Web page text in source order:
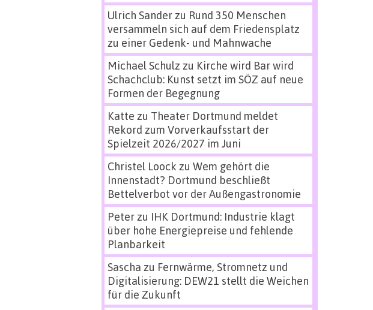
Ulrich Sanderzu Rund 350 Menschen
versammeln sich auf dem Friedensplatz
zu einer Gedenk- und Mahnwache
Michael Schulz zu Kirche wird Bar wird
Schachclub: Kunst setzt im SÖZ auf neue
Formen der Begegnung
Katte zu Theater Dortmund meldet
Rekord zum Vorverkaufsstart der
Spielzeit 2026/2027 im Juni
Christel Loock zu Wem gehört die
Innenstadt? Dortmund beschließt
Bettelverbot vor der Außengastronomie
Peterzu IHK Dortmund: Industrie klagt
über hohe Energiepreise und fehlende
Planbarkeit
Sascha zu Fernwärme, Stromnetz und
Digitalisierung: DEW21 stellt die Weichen
für die Zukunft